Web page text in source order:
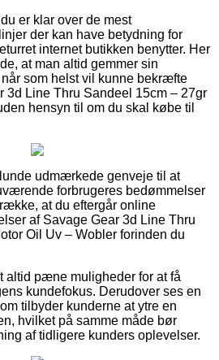
er klar over de mest
der kan have betydning for
internet butikken benytter. Her
at man altid gemmer sin
som helst vil kunne bekræfte
3d Line Thru Sandeel 15cm – 27gr
hensyn til om du skal købe til
udmærkede genveje til at
forbrugeres bedømmelser
at du eftergår online
af Savage Gear 3d Line Thru
Oil Uv – Wobler forinden du
altid pæne muligheder for at få
kundefokus. Derudover ses en
tilbyder kunderne at ytre en
hvilket på samme måde bør
af tidligere kunders oplevelser.